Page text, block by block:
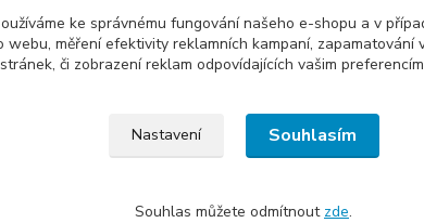
ke správnému fungování našeho e-shopu a v
měření efektivity reklamních kampaní, zapamatování
či zobrazení reklam odpovídajících vašim
Nastavení Souhlasím
Souhlas můžete odmítnout zde.